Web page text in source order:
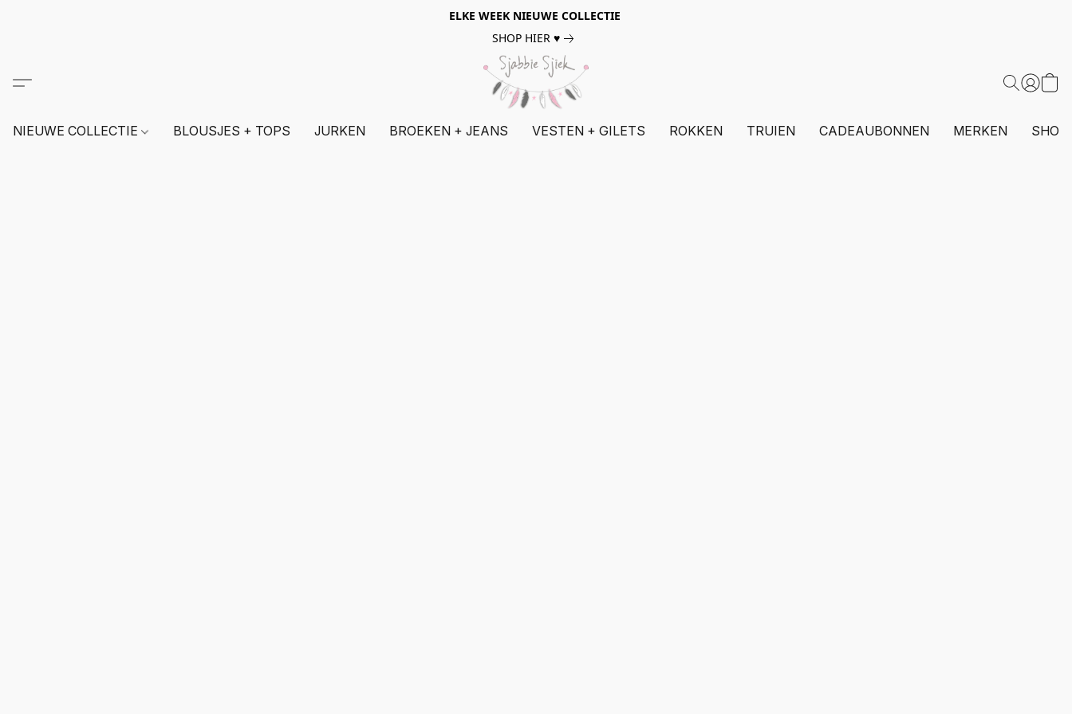
ELKE WEEK NIEUWE COLLECTIE
SHOP HIER ♥
NIEUWE COLLECTIE BLOUSJES + TOPS JURKEN BROEKEN + JEANS VESTEN + GILETS ROKKEN TRUIEN CADEAUBONNEN MERKEN SHOP